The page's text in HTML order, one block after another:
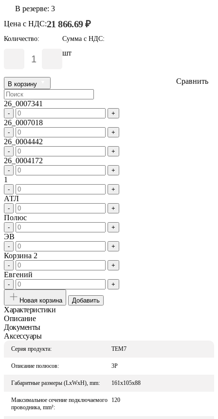
В резерве: 3
Цена с НДС:21 866.69 ₽
Количество: Сумма с НДС:
шт
В корзину
26_0007341
- +
26_0007018
- +
26_0004442
- +
26_0004172
- +
1
- +
АТЛ
- +
Полюс
- +
ЭВ
- +
Корзина 2
- +
Евгений
- +
Новая корзина Добавить
Сравнить
Характеристики
Описание
Документы
Аксессуары
Серия продукта: TEM7
Описание полюсов: 3P
Габаритные размеры (LxWxH), mm: 161x105x88
Максимальное сечение подключаемого
проводника, mm²:
120